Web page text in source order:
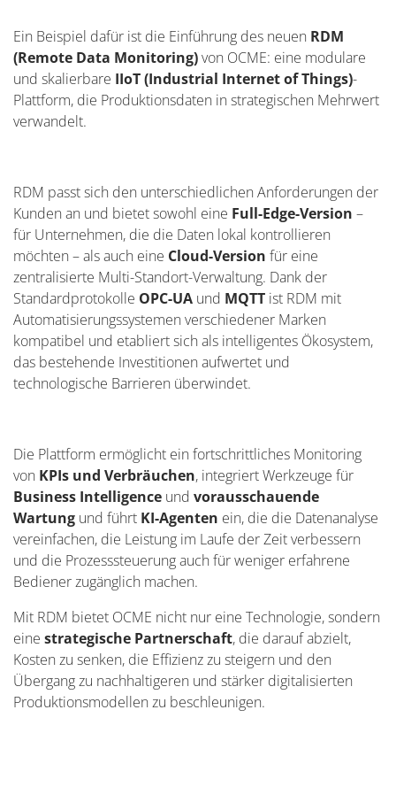
Ein Beispiel dafür ist die Einführung des neuen RDM
(Remote Data Monitoring)von OCME: eine modulare
und skalierbare IIoT (Industrial Internet of Things)-
Plattform, die Produktionsdaten in strategischen Mehrwert
verwandelt.
RDM passt sich den unterschiedlichen Anforderungen der
Kunden an und bietet sowohl eine Full-Edge-Version –
für Unternehmen, die die Daten lokal kontrollieren
möchten – als auch eine Cloud-Version für eine
zentralisierte Multi-Standort-Verwaltung. Dank der
Standardprotokolle OPC-UA und MQTT ist RDM mit
Automatisierungssystemen verschiedener Marken
kompatibel und etabliert sich als intelligentes Ökosystem,
das bestehende Investitionen aufwertet und
technologische Barrieren überwindet.
Die Plattform ermöglicht ein fortschrittliches Monitoring
von KPIs und Verbräuchen, integriert Werkzeuge für
Business Intelligence und vorausschauende
Wartung und führt KI-Agenten ein, die die Datenanalyse
vereinfachen, die Leistung im Laufe der Zeit verbessern
und die Prozesssteuerung auch für weniger erfahrene
Bediener zugänglich machen.
Mit RDM bietet OCME nicht nur eine Technologie, sondern
eine strategische Partnerschaft, die darauf abzielt,
Kosten zu senken, die Effizienz zu steigern und den
Übergang zu nachhaltigeren und stärker digitalisierten
Produktionsmodellen zu beschleunigen.